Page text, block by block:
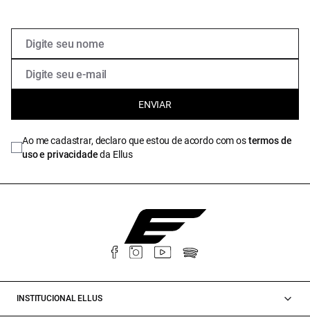
ENVIAR
Ao me cadastrar, declaro que estou de acordo com ostermos de
uso e privacidadeda Ellus
INSTITUCIONAL ELLUS